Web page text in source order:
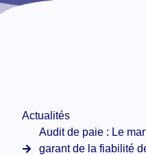
Actualités
Audit de paie : Le
garant de la fiabilité